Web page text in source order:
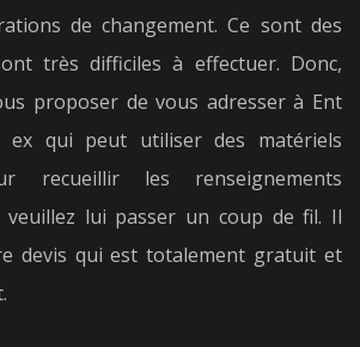
de changement. Ce sont des
très difficiles à effectuer. Donc,
proposer de vous adresser à Ent
ex qui peut utiliser des matériels
recueillir les renseignements
veuillez lui passer un coup de fil. Il
devis qui est totalement gratuit et